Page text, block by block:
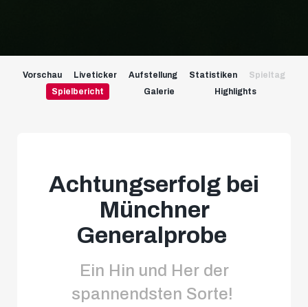
Vorschau Liveticker Aufstellung Statistiken
Spieltag
Spielbericht
Galerie Highlights
Achtungserfolg bei
Münchner
Generalprobe
Ein Hin und Her der
spannendsten Sorte!